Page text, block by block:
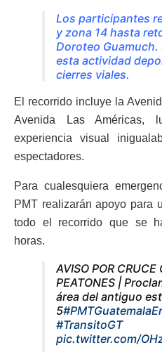
Los participantes
y zona 14 hasta
Doroteo Guamuch.
esta actividad
cierres viales.
El recorrido incluye la
Avenida Las Américas,
experiencia visual
espectadores.
Para cualesquiera
PMT realizarán apoyo para
todo el recorrido que se
horas.
AVISO POR
PEATONES |
área del antiguo
5
#TransitoGT
pic.twitter.com/